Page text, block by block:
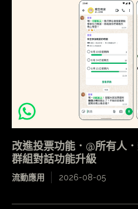
改進投票功能．@所有
群組對話功能升級
流動應用 2026-08-05